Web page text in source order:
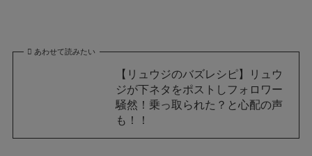
あわせて読みたい
【リュウジのバズレシピ】リュウ
ジが下ネタをポストしフォロワー
騒然！乗っ取られた？と心配の声
も！！